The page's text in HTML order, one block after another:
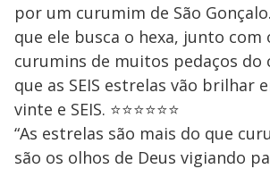
por um curumim de São
que ele busca o hexa, junto com
curumins de muitos pedaços do
que as SEIS estrelas vão brilhar
vinte e SEIS. ⭐⭐⭐⭐⭐⭐
“As estrelas são mais do que
são os olhos de Deus vigiando